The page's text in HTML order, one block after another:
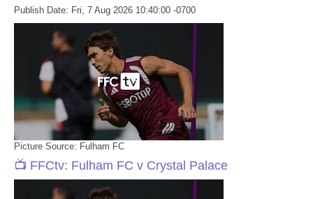
Publish Date: Fri, 7 Aug 2026 10:40:00 -0700
Picture Source: Fulham FC
📺 FFCtv: Fulham FC v Crystal Palace